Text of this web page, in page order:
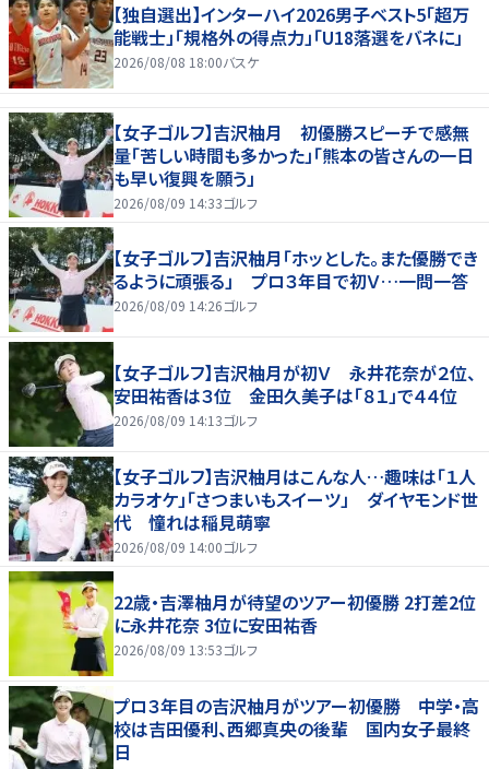
【独自選出】インターハイ2026男子ベスト5「超万
能戦士」「規格外の得点力」「U18落選をバネに」
2026/08/08 18:00バスケ
【女子ゴルフ】吉沢柚月 初優勝スピーチで感無
量「苦しい時間も多かった」「熊本の皆さんの一日
も早い復興を願う」
2026/08/09 14:33ゴルフ
【女子ゴルフ】吉沢柚月「ホッとした。また優勝でき
るように頑張る」 プロ３年目で初Ｖ…一問一答
2026/08/09 14:26ゴルフ
【女子ゴルフ】吉沢柚月が初Ｖ 永井花奈が２位、
安田祐香は３位 金田久美子は「８１」で４４位
2026/08/09 14:13ゴルフ
【女子ゴルフ】吉沢柚月はこんな人…趣味は「１人
カラオケ」「さつまいもスイーツ」 ダイヤモンド世
代 憧れは稲見萌寧
2026/08/09 14:00ゴルフ
22歳・吉澤柚月が待望のツアー初優勝 2打差2位
に永井花奈 3位に安田祐香
2026/08/09 13:53ゴルフ
プロ３年目の吉沢柚月がツアー初優勝 中学・高
校は吉田優利、西郷真央の後輩 国内女子最終
日